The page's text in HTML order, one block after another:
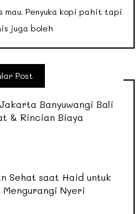
Penyuka kopi pahit tapi
juga boleh
Post
Banyuwangi Bali
& Rincian Biaya
Sehat saat Haid untuk
Mengurangi Nyeri